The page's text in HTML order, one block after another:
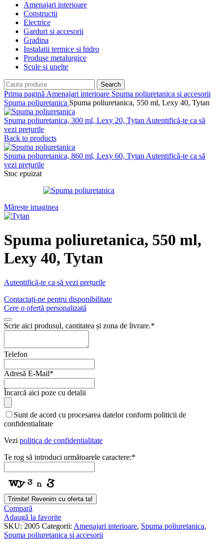
Amenajari interioare
Constructii
Electrice
Garduri si accesorii
Gradina
Instalatii termice si hidro
Produse metalurgice
Scule si unelte
Search
Prima pagină Amenajari interioare Spuma poliuretanica si accesorii
Spuma poliuretanica Spuma poliuretanica, 550 ml, Lexy 40, Tytan
Spuma poliuretanica, 300 ml, Lexy 20, Tytan Autentifică-te ca să
vezi prețurile
Back to products
Spuma poliuretanica, 860 ml, Lexy 60, Tytan Autentifică-te ca să
vezi prețurile
Stoc epuizat
Mărește imaginea
Spuma poliuretanica, 550 ml,
Lexy 40, Tytan
Autentifică-te ca să vezi prețurile
Contactați-ne pentru disponibilitate
Cere o ofertă personalizată
Scrie aici produsul, cantitatea și zona de livrare.*
Telefon
Adresă E-Mail*
Website
URL
Încarcă aici poze cu detalii
Sunt de acord cu procesarea datelor conform politicii de
confidentialitate
Vezi politica de confidentialitate
Te rog să introduci următoarele caractere:*
Trimite! Revenim cu oferta ta!
Compară
Adaugă la favorite
SKU: 2005 Categorii: Amenajari interioare, Spuma poliuretanica,
Spuma poliuretanica si accesorii